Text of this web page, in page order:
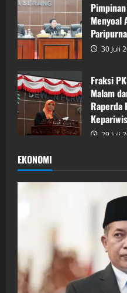
Menyoal
Paripurna
30 Juli
Fraksi
Malam
Raperda
29 Juli
EKONOMI